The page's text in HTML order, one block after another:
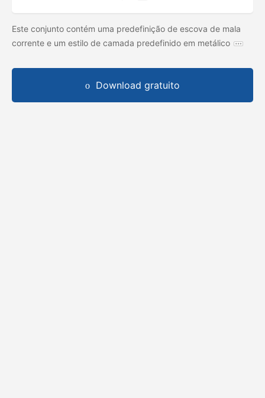
Este conjunto contém uma predefinição de escova de mala
corrente e um estilo de camada predefinido em metálico
Download gratuito